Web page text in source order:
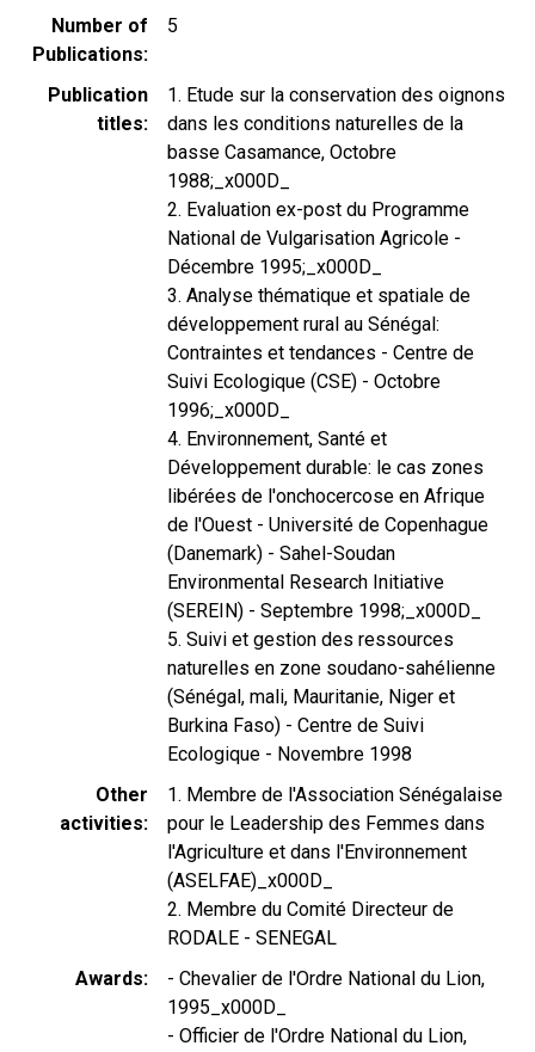
Number of
Publications
5
Publication
titles
1. Etude sur la conservation des oignons
dans les conditions naturelles de la
basse Casamance, Octobre
1988;_x000D_
2. Evaluation ex-post du Programme
National de Vulgarisation Agricole -
Décembre 1995;_x000D_
3. Analyse thématique et spatiale de
développement rural au Sénégal:
Contraintes et tendances - Centre de
Suivi Ecologique (CSE) - Octobre
1996;_x000D_
4. Environnement, Santé et
Développement durable: le cas zones
libérées de l'onchocercose en Afrique
de l'Ouest - Université de Copenhague
(Danemark) - Sahel-Soudan
Environmental Research Initiative
(SEREIN) - Septembre 1998;_x000D_
5. Suivi et gestion des ressources
naturelles en zone soudano-sahélienne
(Sénégal, mali, Mauritanie, Niger et
Burkina Faso) - Centre de Suivi
Ecologique - Novembre 1998
Other
activities
1. Membre de l'Association Sénégalaise
pour le Leadership des Femmes dans
l'Agriculture et dans l'Environnement
(ASELFAE)_x000D_
2. Membre du Comité Directeur de
RODALE - SENEGAL
Awards
- Chevalier de l'Ordre National du Lion,
1995_x000D_
- Officier de l'Ordre National du Lion,